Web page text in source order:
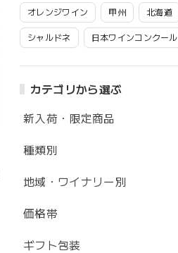
オレンジワイン 甲州 北海道
シャルドネ 日本ワインコンクール
カテゴリから選ぶ
新入荷・限定商品
種類別
地域・ワイナリー別
価格帯
ギフト包装